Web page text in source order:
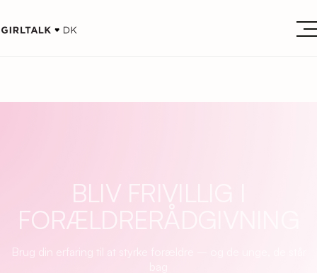
BLIV FRIVILLIG I
FORÆLDRERÅDGIVNING
Brug din erfaring til at styrke forældre – og de unge, de står